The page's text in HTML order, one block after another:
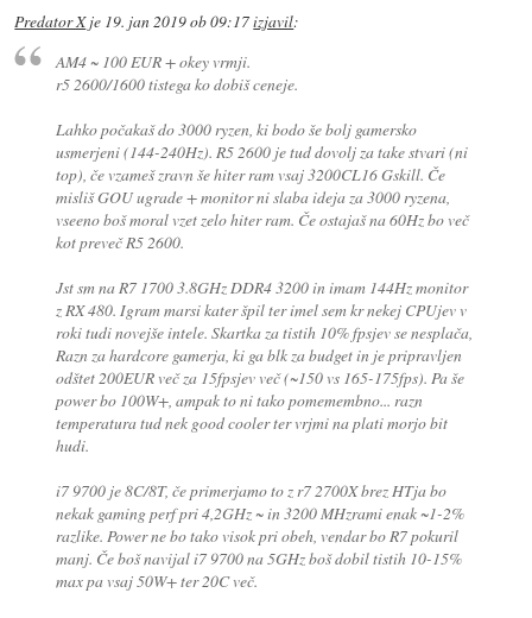
Predator Xje 19. jan 2019 ob 09:17izjavil:
AM4 ~ 100 EUR + okey vrmji.
r5 2600/1600 tistega ko dobiš ceneje.
Lahko počakaš do 3000 ryzen, ki bodo še bolj gamersko
usmerjeni (144-240Hz). R5 2600 je tud dovolj za take stvari (ni
top), če vzameš zravn še hiter ram vsaj 3200CL16 Gskill. Če
misliš GOU ugrade + monitor ni slaba ideja za 3000 ryzena,
vseeno boš moral vzet zelo hiter ram. Če ostajaš na 60Hz bo več
kot preveč R5 2600.
Jst sm na R7 1700 3.8GHz DDR4 3200 in imam 144Hz monitor
z RX 480. Igram marsi kater špil ter imel sem kr nekej CPUjev v
roki tudi novejše intele. Skartka za tistih 10% fpsjev se nesplača,
Razn za hardcore gamerja, ki ga blk za budget in je pripravljen
odštet 200EUR več za 15fpsjev več (~150 vs 165-175fps). Pa še
power bo 100W+, ampak to ni tako pomemembno... razn
temperatura tud nek good cooler ter vrjmi na plati morjo bit
hudi.
i7 9700 je 8C/8T, če primerjamo to z r7 2700X brez HTja bo
nekak gaming perf pri 4,2GHz ~ in 3200 MHzrami enak ~1-2%
razlike. Power ne bo tako visok pri obeh, vendar bo R7 pokuril
manj. Če boš navijal i7 9700 na 5GHz boš dobil tistih 10-15%
max pa vsaj 50W+ ter 20C več.